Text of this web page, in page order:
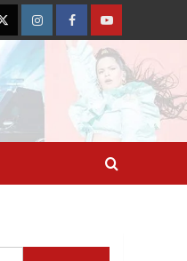
TwitterInstagramFacebookYouTube